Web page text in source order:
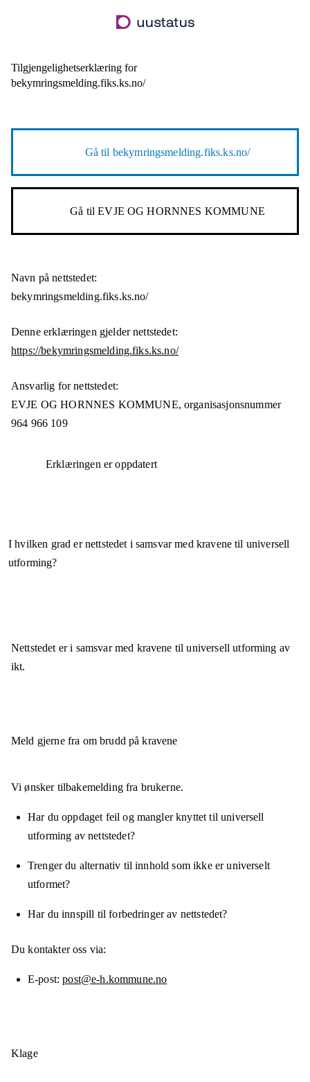
til
Tilgjengelighetserklæring for
bekymringsmelding.fiks.ks.no/
Gå til bekymringsmelding.fiks.ks.no/
Gå tilEVJE OG HORNNES KOMMUNE
Navn på nettstedet:
bekymringsmelding.fiks.ks.no/
Denne erklæringen gjelder nettstedet:
https://bekymringsmelding.fiks.ks.no/
Ansvarlig for nettstedet:
EVJE OG HORNNES KOMMUNE,organisasjonsnummer
964 966 109
Erklæringen er oppdatert
I hvilken grad er nettstedet i samsvar med kravene til universell
utforming?
Nettstedet eri samsvarmed kravene til universell utforming av
ikt.
Meld gjerne fra om brudd på kravene
Vi ønsker tilbakemelding fra brukerne.
Har du oppdaget feil og mangler knyttet til universell
utforming av nettstedet?
Trenger du alternativ til innhold som ikke er universelt
utformet?
Har du innspill til forbedringer av nettstedet?
Du kontakter oss via:
E-post post@e-h.kommune.no
Klage